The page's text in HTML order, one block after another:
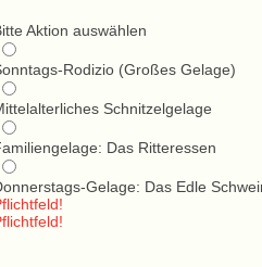
Aktion auswählen
Rodizio (Großes Gelage)
Schnitzelgelage
Das Ritteressen
Gelage: Das Edle